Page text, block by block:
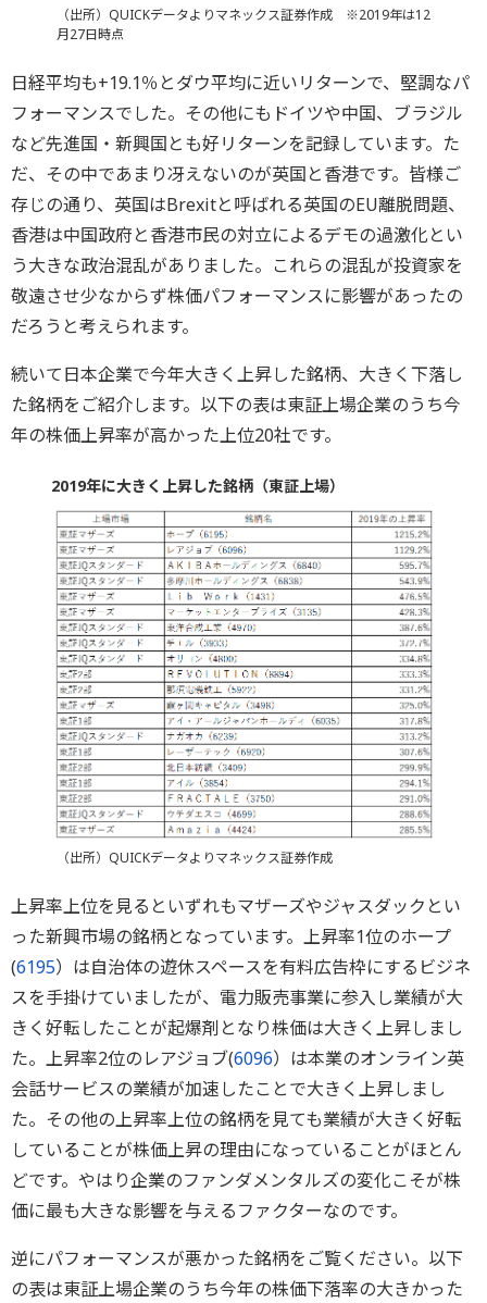
（出所）QUICKデータよりマネックス証券作成 ※2019年は12
月27日時点
日経平均も+19.1％とダウ平均に近いリターンで、堅調なパ
フォーマンスでした。その他にもドイツや中国、ブラジル
など先進国・新興国とも好リターンを記録しています。た
だ、その中であまり冴えないのが英国と香港です。皆様ご
存じの通り、英国はBrexitと呼ばれる英国のEU離脱問題、
香港は中国政府と香港市民の対立によるデモの過激化とい
う大きな政治混乱がありました。これらの混乱が投資家を
敬遠させ少なからず株価パフォーマンスに影響があったの
だろうと考えられます。
続いて日本企業で今年大きく上昇した銘柄、大きく下落し
た銘柄をご紹介します。以下の表は東証上場企業のうち今
年の株価上昇率が高かった上位20社です。
2019年に大きく上昇した銘柄（東証上場）
（出所）QUICKデータよりマネックス証券作成
上昇率上位を見るといずれもマザーズやジャスダックとい
った新興市場の銘柄となっています。上昇率1位のホープ
(6195）は自治体の遊休スペースを有料広告枠にするビジネ
スを手掛けていましたが、電力販売事業に参入し業績が大
きく好転したことが起爆剤となり株価は大きく上昇しまし
た。上昇率2位のレアジョブ(6096）は本業のオンライン英
会話サービスの業績が加速したことで大きく上昇しまし
た。その他の上昇率上位の銘柄を見ても業績が大きく好転
していることが株価上昇の理由になっていることがほとん
どです。やはり企業のファンダメンタルズの変化こそが株
価に最も大きな影響を与えるファクターなのです。
逆にパフォーマンスが悪かった銘柄をご覧ください。以下
の表は東証上場企業のうち今年の株価下落率の大きかった